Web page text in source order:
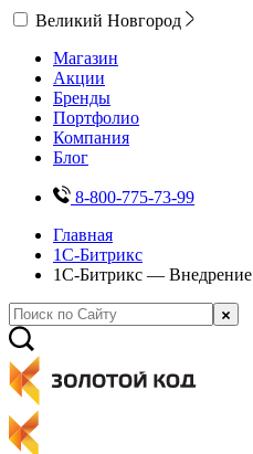
Великий Новгород
Магазин
Акции
Бренды
Портфолио
Компания
Блог
8-800-775-73-99
Главная
1С-Битрикс
1С-Битрикс — Внедрение